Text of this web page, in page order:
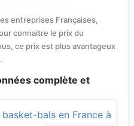
entreprises Françaises,
connaitre le prix du
ce prix est plus avantageux
complète et
bals en France à